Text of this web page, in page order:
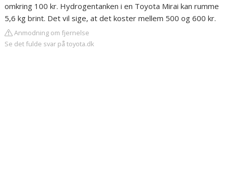
omkring 100 kr. Hydrogentanken i en Toyota Mirai kan rumme
5,6 kg brint. Det vil sige, at det koster mellem 500 og 600 kr.
Anmodning om fjernelse
Se det fulde svar på toyota.dk